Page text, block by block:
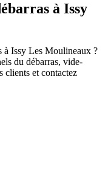
à Issy
à Issy Les Moulineaux ?
du débarras, vide-
clients et contactez